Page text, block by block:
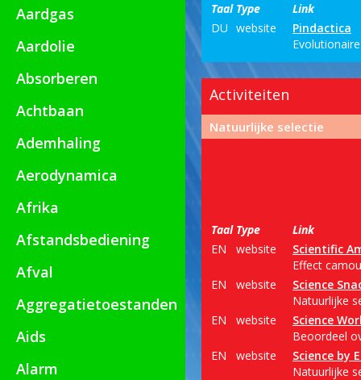
Aardgas
Aardolie
Absorberen
Achtbaan
Ademhaling
Aerodynamica
Afrika
Afstandsbediening
Afval
Aggregatietoestanden
Aids
Alarm
Taal Type
Link
DU website
Pindactica
Activiteiten
Natuurlijke selectie
Taal Type
Link
EN
website
Scientific
Effect
EN
website
Science
Natuurlijke
EN
website
Science
Beoordeel
EN
website
Science by
Natuurlijke